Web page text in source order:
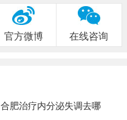
官方微博 在线咨询
合肥治疗内分泌失调去哪